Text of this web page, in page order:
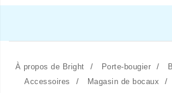
À propos de Bright / Porte-bougier /
Accessoires / Magasin de bocaux /